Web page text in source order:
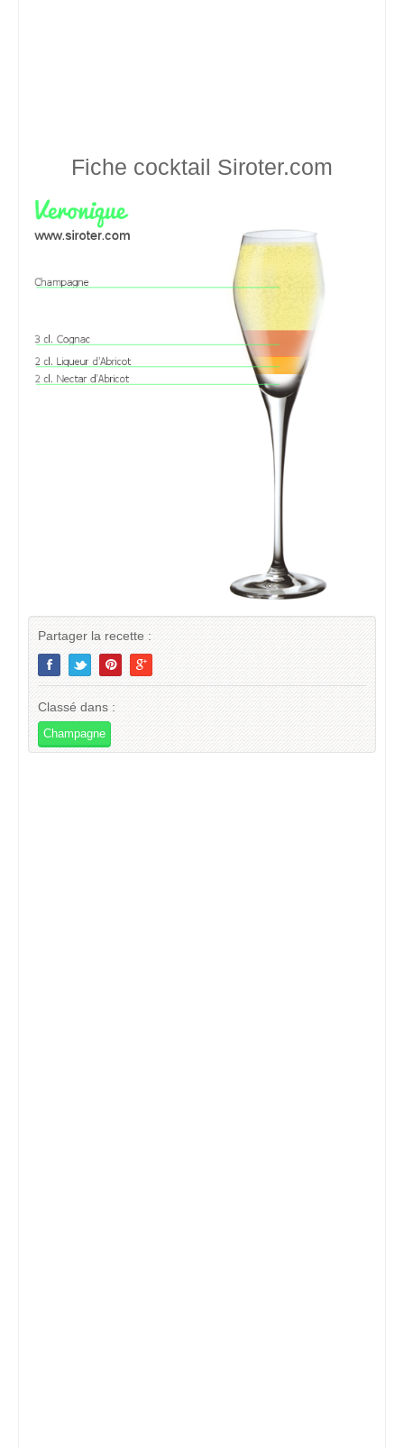
Fiche cocktail Siroter.com
Partager la recette :
Classé dans :
Champagne